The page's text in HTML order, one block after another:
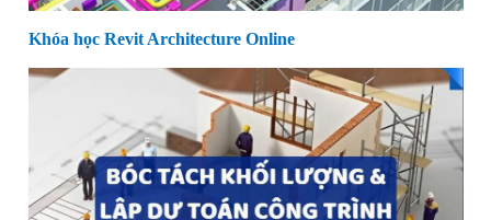
Khóa học Revit Architecture Online